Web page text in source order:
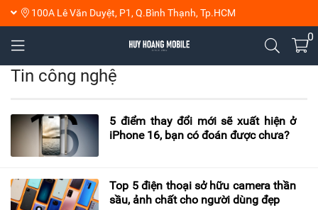
100A Lê Văn Duyệt, P1, Q.Bình Thạnh, Tp.HCM
0
Tin công nghệ
5 điểm thay đổi mới sẽ xuất hiện ở
iPhone 16, bạn có đoán được chưa?
Top 5 điện thoại sở hữu camera thần
sầu, ảnh chất cho người dùng đẹp